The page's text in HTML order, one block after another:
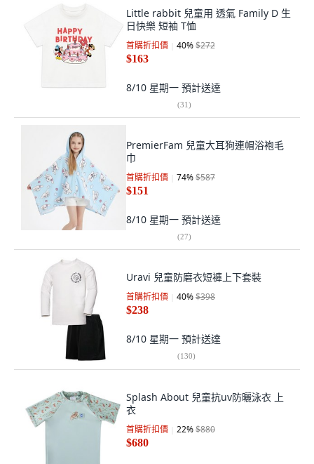
Little rabbit 兒童用 透氣 Family D 生
日快樂 短袖 T恤
首購折扣價 40%$272
$163
8/10 星期一 預計送達
(31)
PremierFam 兒童大耳狗連帽浴袍毛
巾
首購折扣價 74%$587
$151
8/10 星期一 預計送達
(27)
Uravi 兒童防磨衣短褲上下套裝
首購折扣價 40%$398
$238
8/10 星期一 預計送達
(130)
Splash About 兒童抗uv防曬泳衣 上
衣
首購折扣價 22%$880
$680